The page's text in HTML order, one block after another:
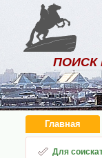
ПОИСК
Главная
Для